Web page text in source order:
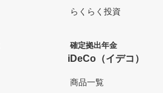
らくらく投資
確定拠出年金
iDeCo（イデコ）
商品一覧